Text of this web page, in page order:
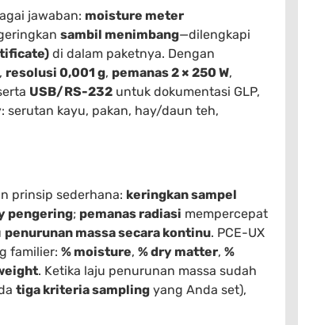
jawaban: moisture meter
sambil menimbang—dilengkapi
di dalam paketnya. Dengan
, resolusi 0,001 g, pemanas 2 × 250 W,
USB/RS-232 untuk dokumentasi GLP,
: serutan kayu, pakan, hay/daun teh,
prinsip sederhana: keringkan sampel
pengering; pemanas radiasi mempercepat
penurunan massa secara kontinu. PCE-UX
familier: % moisture, % dry matter, %
. Ketika laju penurunan massa sudah
tiga kriteria sampling yang Anda set),